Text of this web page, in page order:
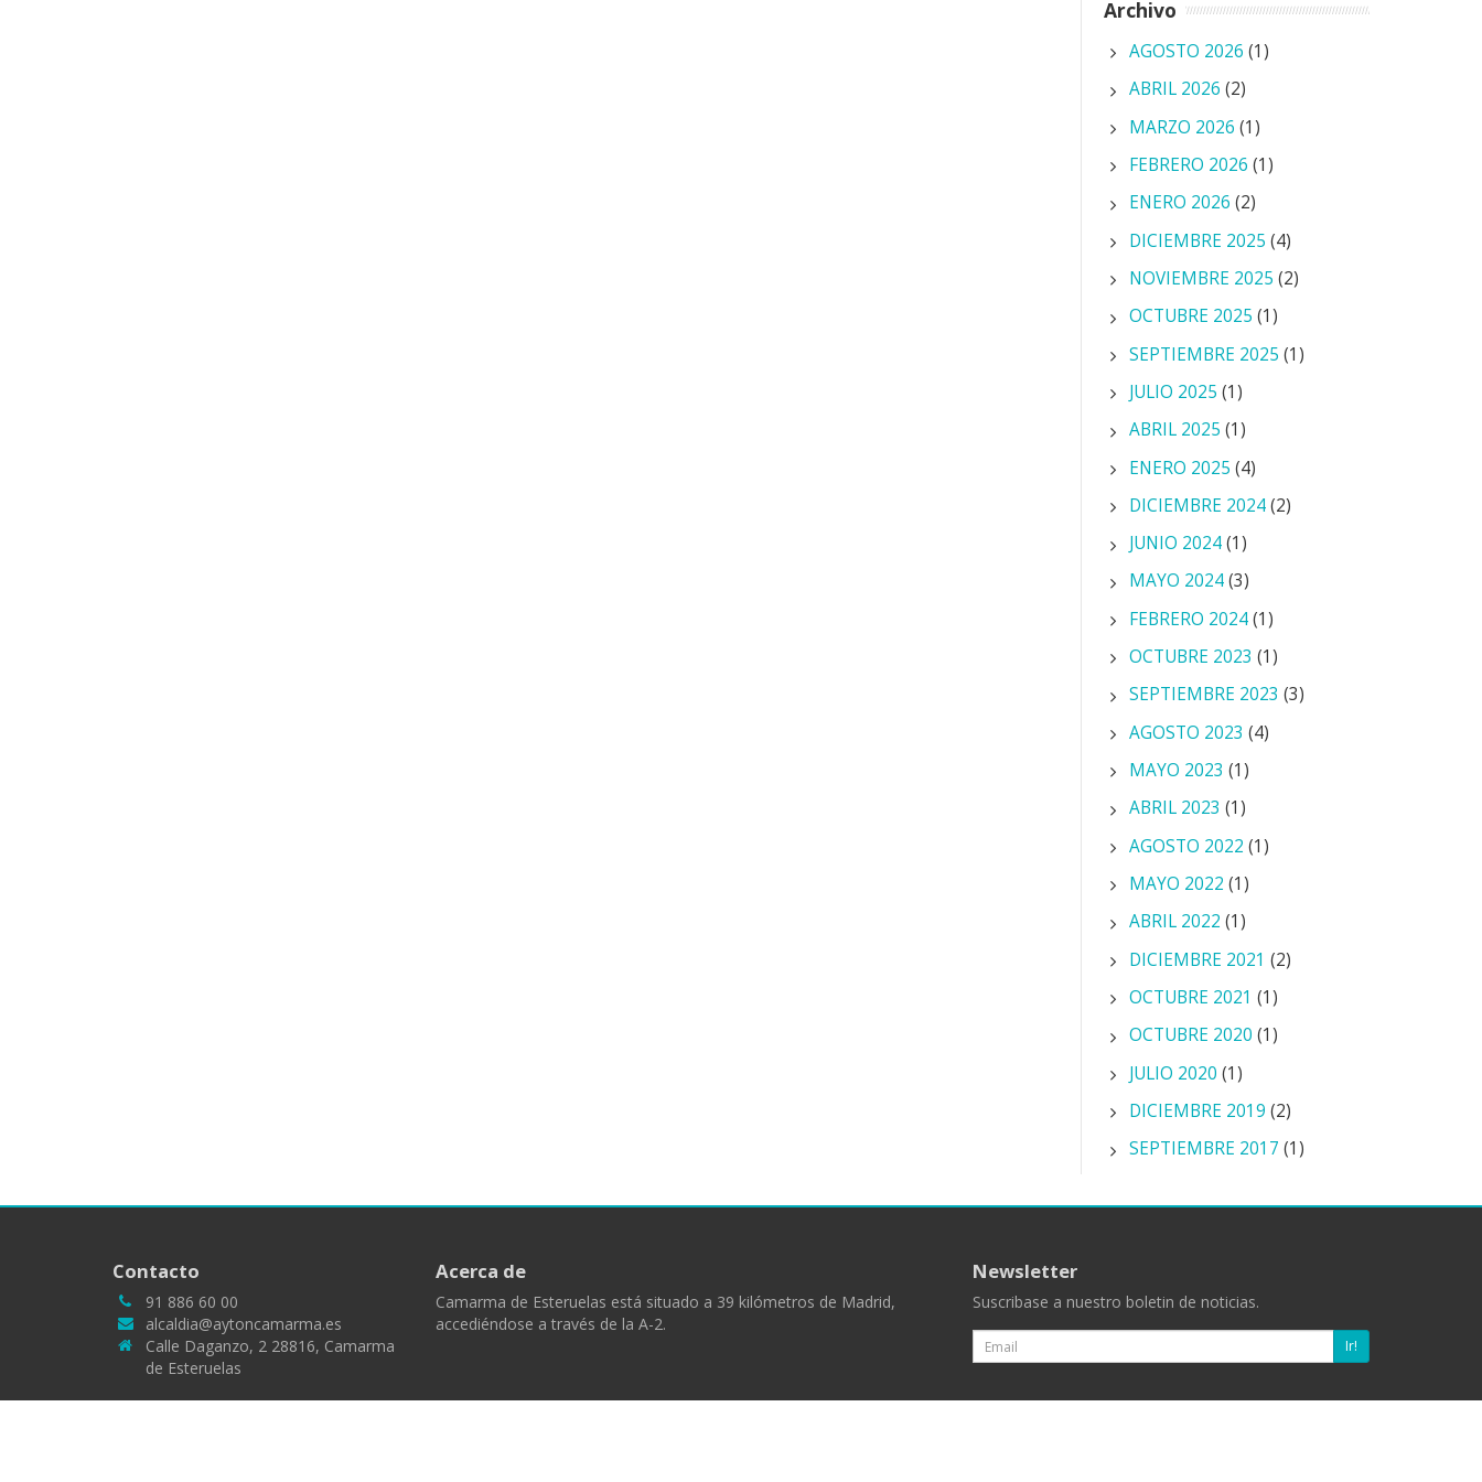
Archivo
AGOSTO 2026 (1)
ABRIL 2026 (2)
MARZO 2026 (1)
FEBRERO 2026 (1)
ENERO 2026 (2)
DICIEMBRE 2025 (4)
NOVIEMBRE 2025 (2)
OCTUBRE 2025 (1)
SEPTIEMBRE 2025 (1)
JULIO 2025 (1)
ABRIL 2025 (1)
ENERO 2025 (4)
DICIEMBRE 2024(2)
JUNIO 2024(1)
MAYO 2024(3)
FEBRERO 2024(1)
OCTUBRE 2023 (1)
SEPTIEMBRE 2023 (3)
AGOSTO 2023 (4)
MAYO 2023 (1)
ABRIL 2023 (1)
AGOSTO 2022 (1)
MAYO 2022 (1)
ABRIL 2022 (1)
DICIEMBRE 2021 (2)
OCTUBRE 2021 (1)
OCTUBRE 2020 (1)
JULIO 2020 (1)
DICIEMBRE 2019 (2)
SEPTIEMBRE 2017 (1)
Contacto
91 886 60 00
alcaldia@aytoncamarma.es
Calle Daganzo, 2 28816, Camarma
de Esteruelas
Acerca de
Camarma de Esteruelas está situado a 39 kilómetros de Madrid,
accediéndose a través de la A-2.
Newsletter
Suscribase a nuestro boletin de noticias.
Email
Ir!